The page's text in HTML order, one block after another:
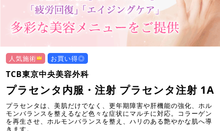
人気施術 お買い得◎
TCB東京中央美容外科
プラセンタ内服・注射 プラセンタ注射 1A
プラセンタは、美肌だけでなく、更年期障害や肝機能の強化、ホル
モンバランスを整えるなど色々な症状にマルチに対応。コラーゲン
を再生させ、ホルモンバランスを整え、ハリのある艶やかな肌へ導
きます。